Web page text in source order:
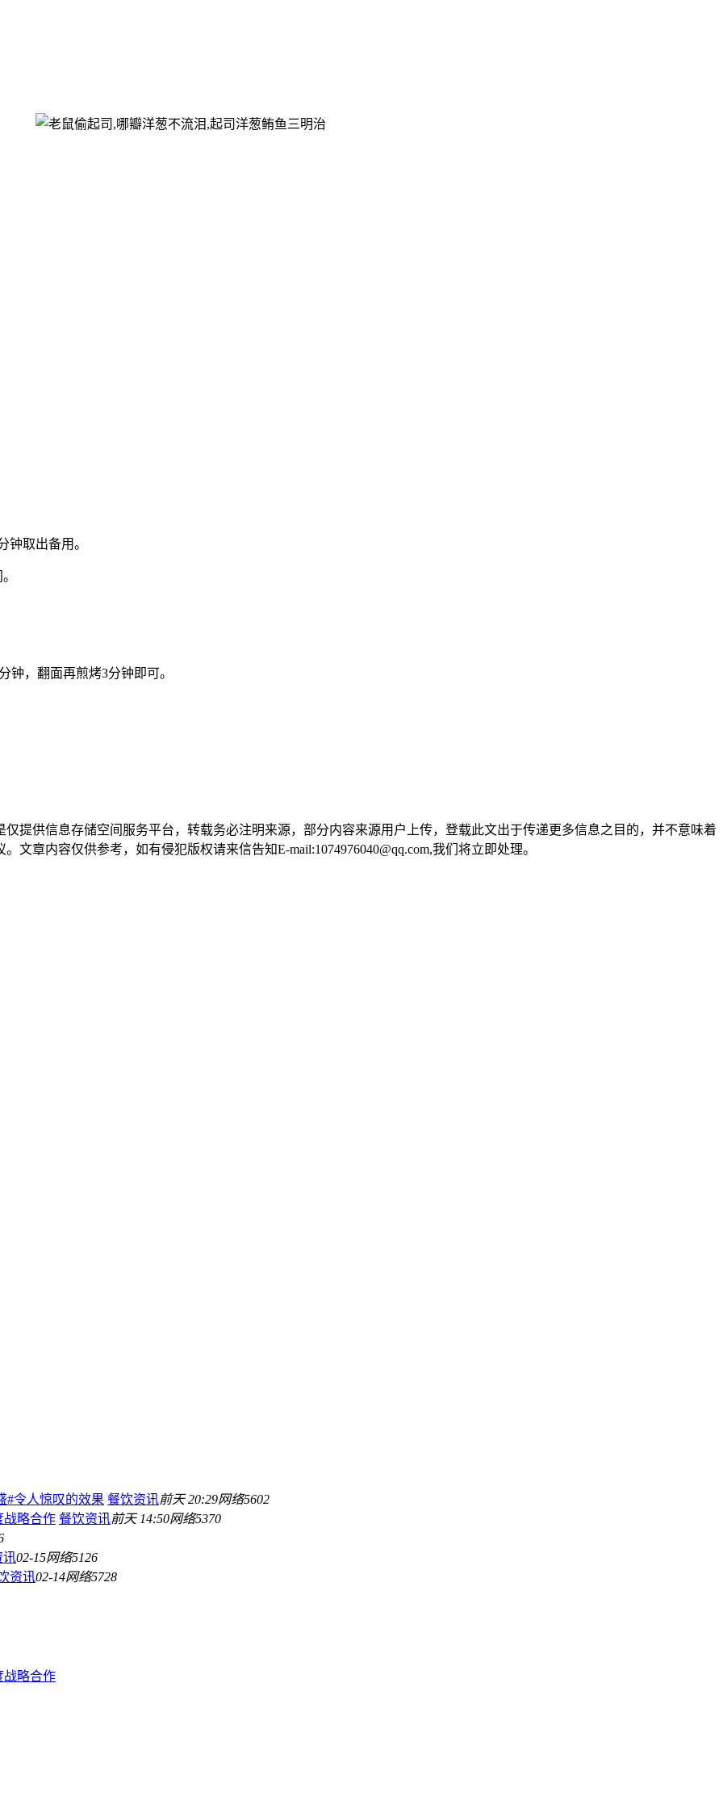
取出备用。
，翻面再煎烤3分钟即可。
仅提供信息存储空间服务平台，转载务必注明来源，部分内容来源用户上传，登载此文出于传递更多信息之目的，并不意味着
章内容仅供参考，如有侵犯版权请来信告知E-mail:1074976040@qq.com,我们将立即处理。
#令人惊叹的效果 餐饮资讯前天 20:29网络5602
战略合作 餐饮资讯前天 14:50网络5370
讯02-15网络5126
资讯02-14网络5728
战略合作